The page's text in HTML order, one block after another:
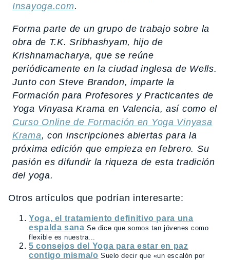
Insayoga.com.
Forma parte de un grupo de trabajo sobre la
obra de T.K. Sribhashyam, hijo de
Krishnamacharya, que se reúne
periódicamente en la ciudad inglesa de Wells.
Junto con Steve Brandon, imparte la
Formación para Profesores y Practicantes de
Yoga Vinyasa Krama en Valencia, así como el
Curso Online de Formación en Yoga Vinyasa
Krama, con inscripciones abiertas para la
próxima edición que empieza en febrero. Su
pasión es difundir la riqueza de esta tradición
del yoga.
Otros artículos que podrían interesarte:
Yoga, el tratamiento definitivo para una
espalda sana Se dice que somos tan jóvenes como
flexible es nuestra...
5 consejos del Yoga para estar en paz
contigo misma/o Suelo decir que «un escalón por